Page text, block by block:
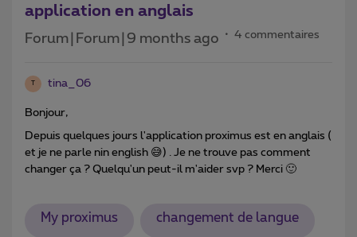
application en anglais
Forum|Forum|9 months ago 4 commentaires
tina_06
Bonjour,
Depuis quelques jours l'application proximus est en anglais (
et je ne parle nin english 😅) . Je ne trouve pas comment
changer ça ? Quelqu'un peut-il m'aider svp ? Merci 🙂
My proximus changement de langue